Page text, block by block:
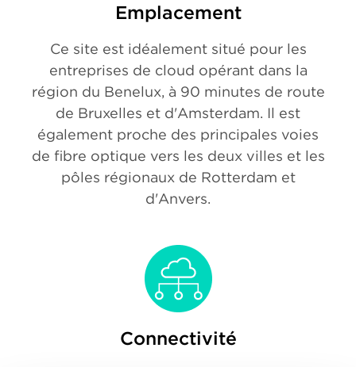
Emplacement
Ce site est idéalement situé pour les
entreprises de cloud opérant dans la
région du Benelux, à 90 minutes de route
de Bruxelles et d'Amsterdam. Il est
également proche des principales voies
de fibre optique vers les deux villes et les
pôles régionaux de Rotterdam et
d'Anvers.
Connectivité